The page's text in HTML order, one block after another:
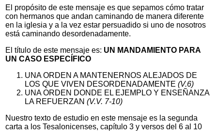
El propósito de este mensaje es que sepamos cómo tratar
con hermanos que andan caminando de manera diferente
en la iglesia y a la vez estar persuadido si uno de nosotros
está caminando desordenadamente.
El título de este mensaje es: UN MANDAMIENTO PARA
UN CASO ESPECÍFICO
UNA ORDEN A MANTENERNOS ALEJADOS DE
LOS QUE VIVEN DESORDENADAMENTE(V.6)
UNA ORDEN DONDE EL EJEMPLO Y ENSEÑANZA
LA REFUERZAN(V.V. 7-10)
Nuestro texto de estudio en este mensaje es la segunda
carta a los Tesalonicenses, capítulo 3 y versos del 6 al 10